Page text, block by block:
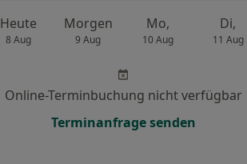
Heute
8 Aug
Morgen
9 Aug
Mo,
10 Aug
Di,
11 Aug
Online-Terminbuchung nicht verfügbar
Terminanfrage senden